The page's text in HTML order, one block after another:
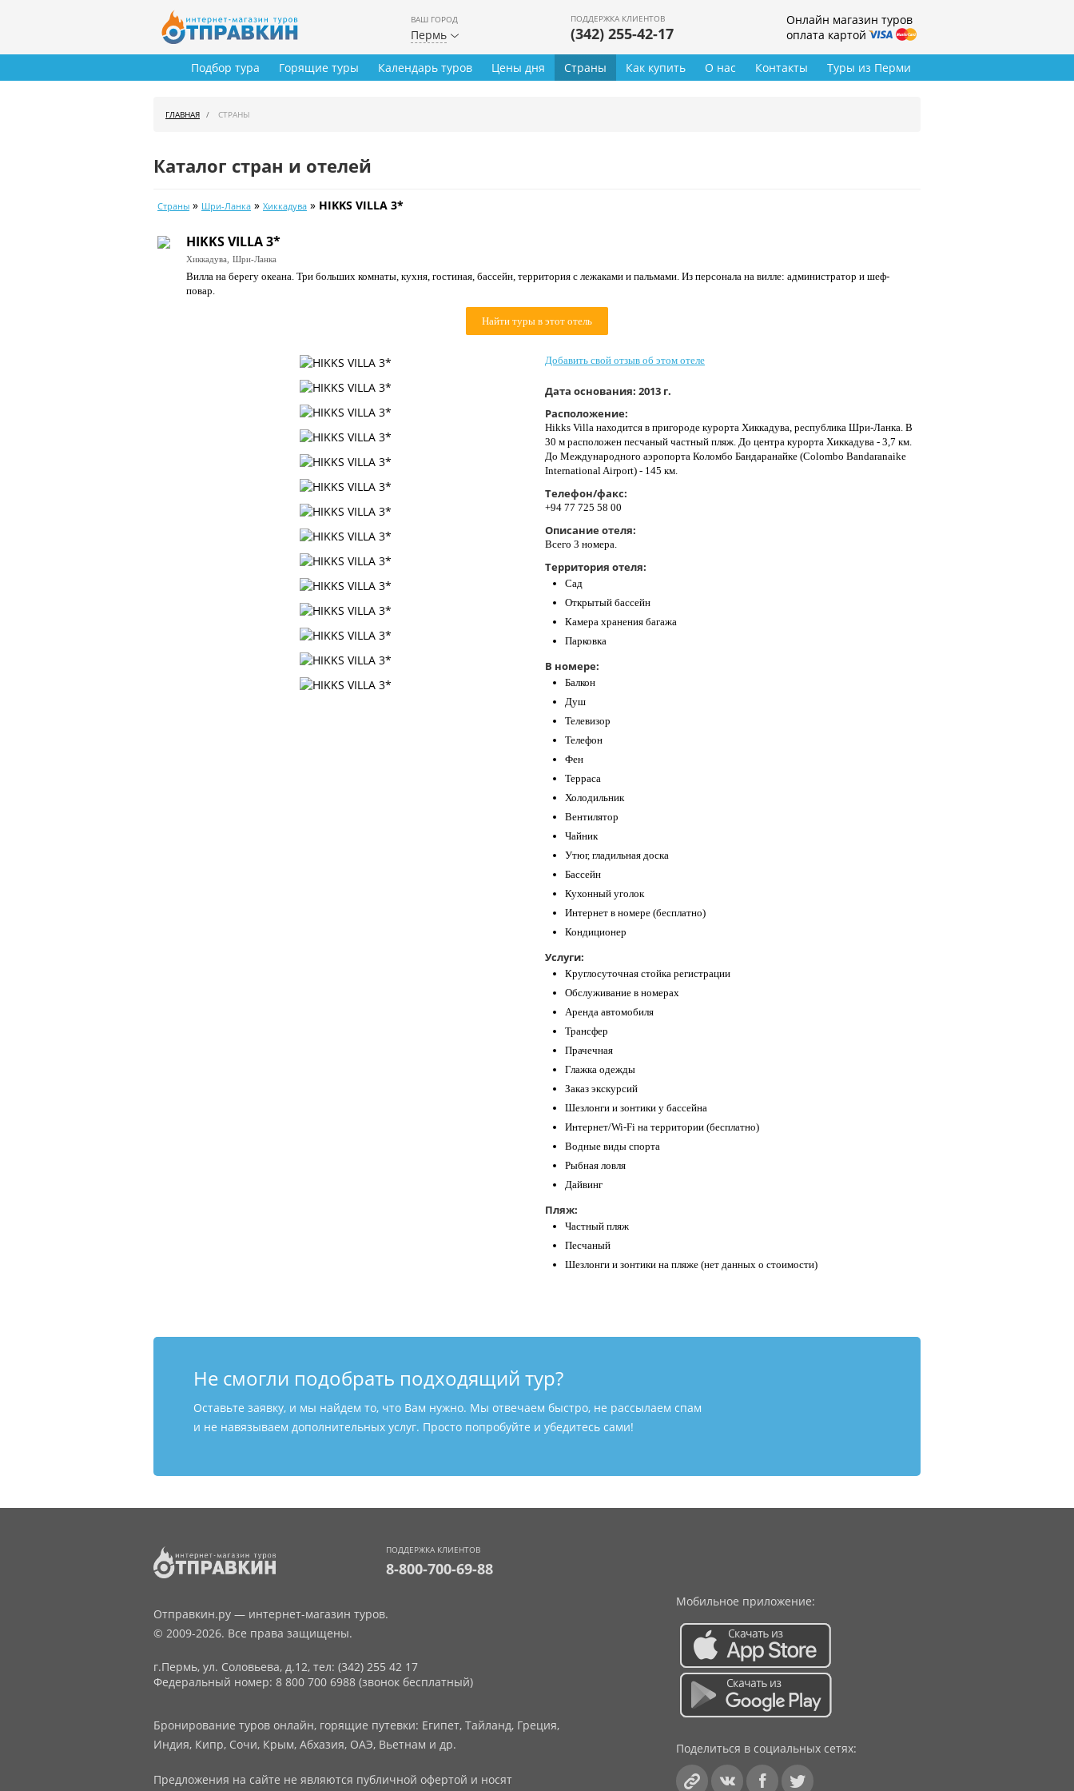
ВАШ ГОРОД
Пермь
ПОДДЕРЖКА КЛИЕНТОВ
(342) 255-42-17
Онлайн магазин туров
оплата картой
Туры из Перми
Подбор тура Горящие туры Календарь туров Цены дня Страны Как купить О нас Контакты
ГЛАВНАЯ СТРАНЫ
Каталог стран и отелей
Страны » Шри-Ланка » Хиккадува » HIKKS VILLA 3*
HIKKS VILLA 3*
Хиккадува, Шри-Ланка
Вилла на берегу океана. Три больших комнаты, кухня, гостиная, бассейн, территория с лежаками и пальмами. Из персонала на вилле: администратор и шеф-
повар.
Найти туры в этот отель
Добавить свой отзыв об этом отеле
Дата основания: 2013 г.
Расположение:
Hikks Villa находится в пригороде курорта Хиккадува, республика Шри-Ланка. В
30 м расположен песчаный частный пляж. До центра курорта Хиккадува - 3,7 км.
До Международного аэропорта Коломбо Бандаранайке (Colombo Bandaranaike
International Airport) - 145 км.
Телефон/факс:
+94 77 725 58 00
Описание отеля:
Всего 3 номера.
Территория отеля:
Сад
Открытый бассейн
Камера хранения багажа
Парковка
В номере:
Балкон
Душ
Телевизор
Телефон
Фен
Терраса
Холодильник
Вентилятор
Чайник
Утюг, гладильная доска
Бассейн
Кухонный уголок
Интернет в номере (бесплатно)
Кондиционер
Услуги:
Круглосуточная стойка регистрации
Обслуживание в номерах
Аренда автомобиля
Трансфер
Прачечная
Глажка одежды
Заказ экскурсий
Шезлонги и зонтики у бассейна
Интернет/Wi-Fi на территории (бесплатно)
Водные виды спорта
Рыбная ловля
Дайвинг
Пляж:
Частный пляж
Песчаный
Шезлонги и зонтики на пляже (нет данных о стоимости)
Не смогли подобрать подходящий тур?
Оставьте заявку, и мы найдем то, что Вам нужно. Мы отвечаем быстро, не рассылаем спам
и не навязываем дополнительных услуг. Просто попробуйте и убедитесь сами!
ПОДДЕРЖКА КЛИЕНТОВ
8-800-700-69-88
Отправкин.ру — интернет-магазин туров.
© 2009-2026. Все права защищены.
г.Пермь, ул. Соловьева, д.12, тел: (342) 255 42 17
Федеральный номер: 8 800 700 6988 (звонок бесплатный)
Бронирование туров онлайн, горящие путевки: Египет, Тайланд, Греция,
Индия, Кипр, Сочи, Крым, Абхазия, ОАЭ, Вьетнам и др.
Предложения на сайте не являются публичной офертой и носят
Мобильное приложение:
Поделиться в социальных сетях: